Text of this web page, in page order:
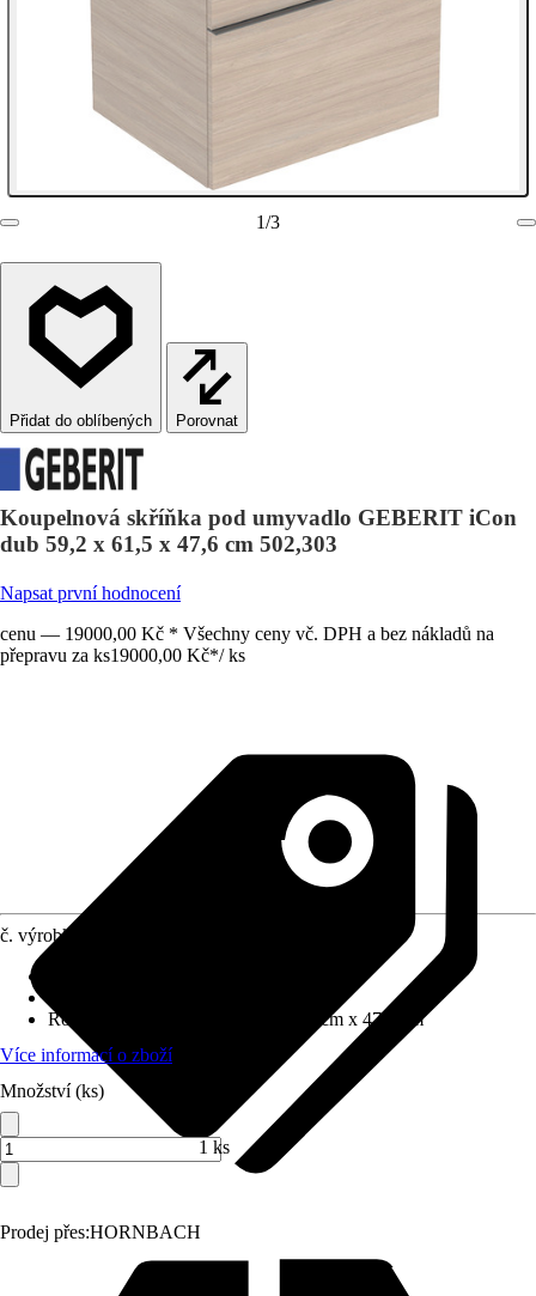
1/3
Porovnat
Koupelnová skříňka pod umyvadlo GEBERIT iCon
dub 59,2 x 61,5 x 47,6 cm 502,303
Napsat první hodnocení
cenu — 19000,00 Kč * Všechny ceny vč. DPH a bez nákladů na
přepravu za ks19000,00 Kč*/ ks
Prodej přes:HORNBACH
č. výrobku
Rozměry (ŠxVxH)
59.2 cm x 61.5 cm x 47.6 cm
Více informací o zboží
Množství (ks)
1 ks